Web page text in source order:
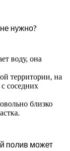
нужно?
воду, она
территории, на
соседних
близко
полив может